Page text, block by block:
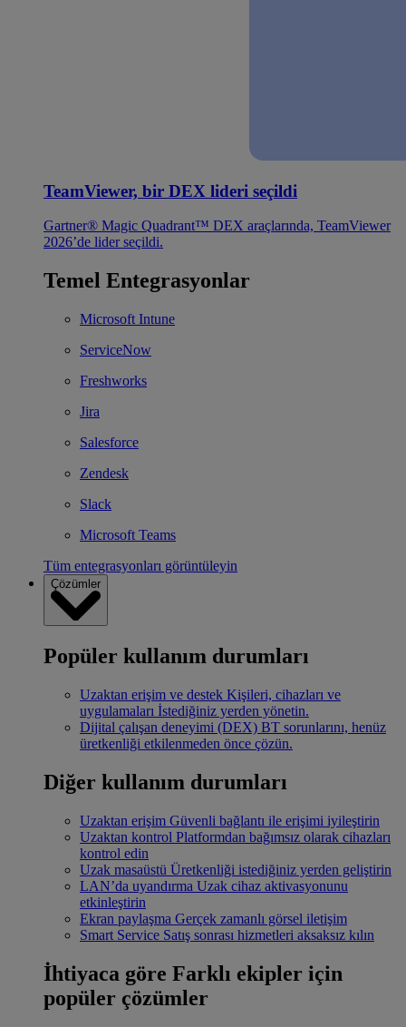
TeamViewer, bir DEX lideri seçildi
Gartner® Magic Quadrant™ DEX araçlarında, TeamViewer
2026’de lider seçildi.
Temel Entegrasyonlar
Microsoft Intune
ServiceNow
Freshworks
Jira
Salesforce
Zendesk
Slack
Microsoft Teams
Tüm entegrasyonları görüntüleyin
Çözümler
Popüler kullanım durumları
Uzaktan erişim ve destek Kişileri, cihazları ve
uygulamaları İstediğiniz yerden yönetin.
Dijital çalışan deneyimi (DEX) BT sorunlarını, henüz
üretkenliği etkilenmeden önce çözün.
Diğer kullanım durumları
Uzaktan erişim Güvenli bağlantı ile erişimi iyileştirin
Uzaktan kontrol Platformdan bağımsız olarak cihazları
kontrol edin
Uzak masaüstü Üretkenliği istediğiniz yerden geliştirin
LAN’da uyandırma Uzak cihaz aktivasyonunu
etkinleştirin
Ekran paylaşma Gerçek zamanlı görsel iletişim
Smart Service Satış sonrası hizmetleri aksaksız kılın
İhtiyaca göre Farklı ekipler için
popüler çözümler